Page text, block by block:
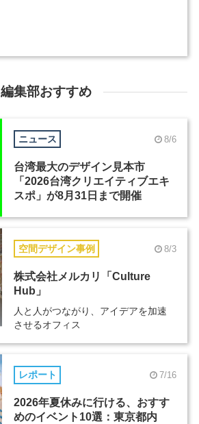
編集部おすすめ
ニュース 8/6
台湾最大のデザイン見本市
「2026台湾クリエイティブエキ
スポ」が8月31日まで開催
空間デザイン事例 8/3
株式会社メルカリ「Culture
Hub」
人と人がつながり、アイデアを加速
させるオフィス
レポート 7/16
2026年夏休みに行ける、おすす
めのイベント10選：東京都内